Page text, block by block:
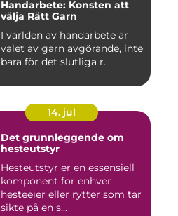
Handarbete: Konsten att
välja Rätt Garn
I världen av handarbete är
valet av garn avgörande, inte
bara för det slutliga r...
14. jul
Det grunnleggende om
hesteutstyr
Hesteutstyr er en essensiell
komponent for enhver
hesteeier eller rytter som tar
sikte på en s...